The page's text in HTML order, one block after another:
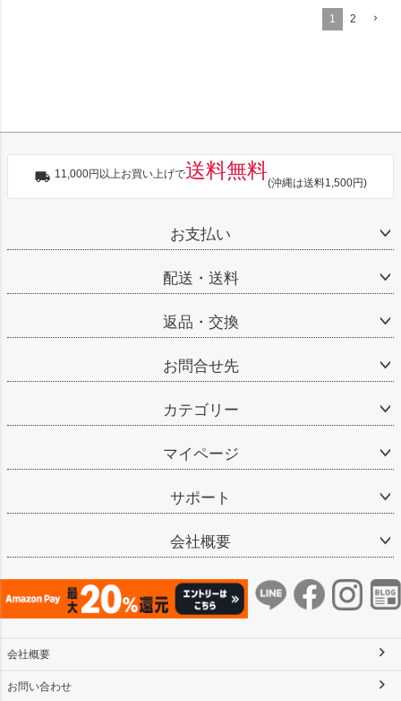
1 2
11,000円以上お買い上げで送料無料
(沖縄は送料1,500円)
お支払い
配送・送料
返品・交換
お問合せ先
カテゴリー
マイページ
サポート
会社概要
会社概要
お問い合わせ